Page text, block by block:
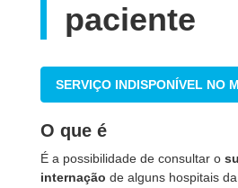
paciente
SERVIÇO INDISPONÍVEL NO
O que é
É a possibilidade de consultar o
internação de alguns hospitais